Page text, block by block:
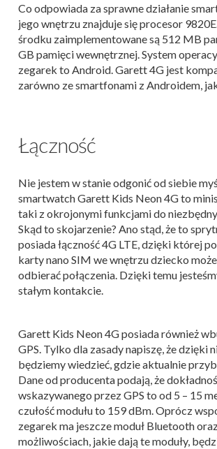
Co odpowiada za sprawne działanie
jego wnętrzu znajduje się procesor
środku zaimplementowane są 512 MB
GB pamięci wewnętrznej. System
zegarek to Android. Garett 4G jest
zarówno ze smartfonami z Androidem,
Łączność
Nie jestem w stanie odgonić od siebie
smartwatch Garett Kids Neon 4G to
taki z okrojonymi funkcjami do
Skąd to skojarzenie? Ano stąd, że to
posiada łączność 4G LTE, dzięki której
karty nano SIM we wnętrzu dziecko
odbierać połączenia. Dzięki temu
stałym kontakcie.
Garett Kids Neon 4G posiada również
GPS. Tylko dla zasady napiszę, że dzięki
będziemy wiedzieć, gdzie aktualnie
Dane od producenta podają, że
wskazywanego przez GPS to od 5 – 15
czułość modułu to 159 dBm. Oprócz
zegarek ma jeszcze moduł Bluetooth
możliwościach, jakie dają te moduły,